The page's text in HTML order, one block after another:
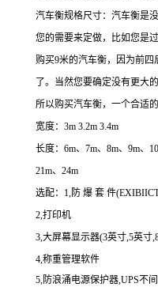
汽车衡规格尺寸：汽车衡是
您的需要来定做，比如您是
购买9米的汽车衡，因为前
了。当然您要确定没有更大的
所以购买汽车衡，一个合适的
宽度： 3m 3.2m 3.4m
长度： 6m、 7m、 8m、 9m、
21m、 24m
选配： 1,防 爆 套 件
2,打印机
3,大屏幕显示器(3英寸,5英寸
4,称重管理软件
5, 防浪涌电源保护器 ,UPS不